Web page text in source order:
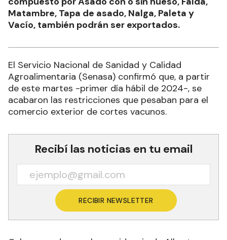
Matambre, Tapa de asado, Nalga, Paleta y
Vacío, también podrán ser exportados.
El Servicio Nacional de Sanidad y Calidad
Agroalimentaria (Senasa) confirmó que, a partir
de este martes -primer día hábil de 2024-, se
acabaron las restricciones que pesaban para el
comercio exterior de cortes vacunos.
Recibí las noticias en tu email
RECIBIR NEWSLETTER